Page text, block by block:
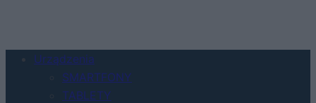
Urządzenia
SMARTFONY
TABLETY